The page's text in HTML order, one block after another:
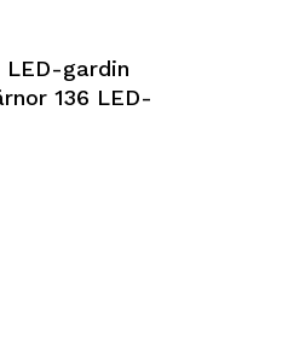
gardin
136 LED-